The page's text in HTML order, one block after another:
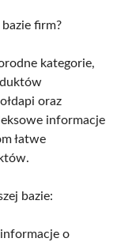
firm?
kategorie,
oraz
informacje
łatwe
bazie:
o